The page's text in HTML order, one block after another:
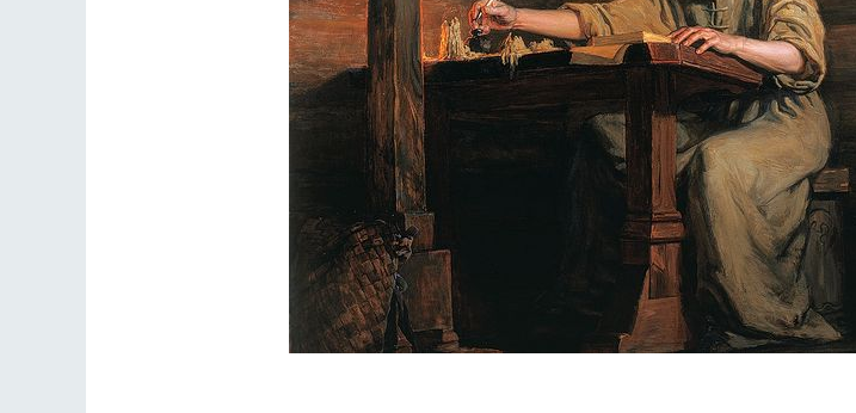
Как найти своё место в жизни
Кирилл Мурышев
Великомученик Георгий Победоносец. Научись у
святого
Роман Котов